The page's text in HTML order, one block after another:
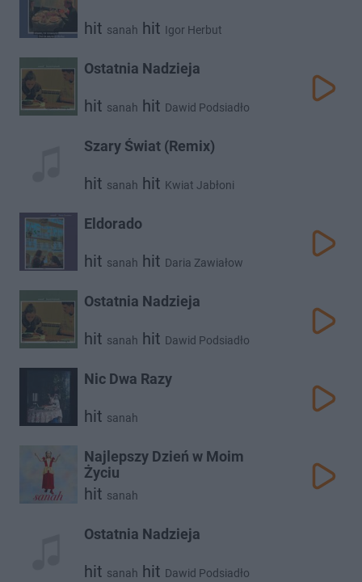
hit sanah hit Igor Herbut
Ostatnia Nadzieja
hit sanah hit Dawid Podsiadło
Szary Świat (Remix)
hit sanah hit Kwiat Jabłoni
Eldorado
hit sanah hit Daria Zawiałow
Ostatnia Nadzieja
hit sanah hit Dawid Podsiadło
Nic Dwa Razy
hit sanah
Najlepszy Dzień w Moim
Życiu
hit sanah
Ostatnia Nadzieja
hit sanah hit Dawid Podsiadło